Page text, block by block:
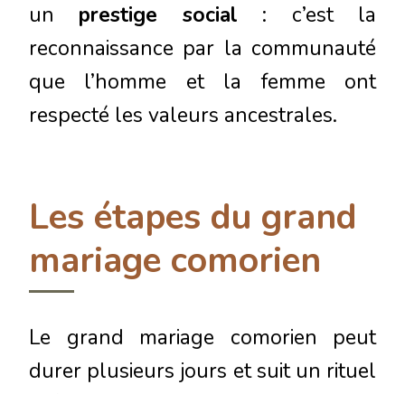
un prestige social : c’est la
reconnaissance par la communauté
que l’homme et la femme ont
respecté les valeurs ancestrales.
Les étapes du grand
mariage comorien
Le grand mariage comorien peut
durer plusieurs jours et suit un rituel